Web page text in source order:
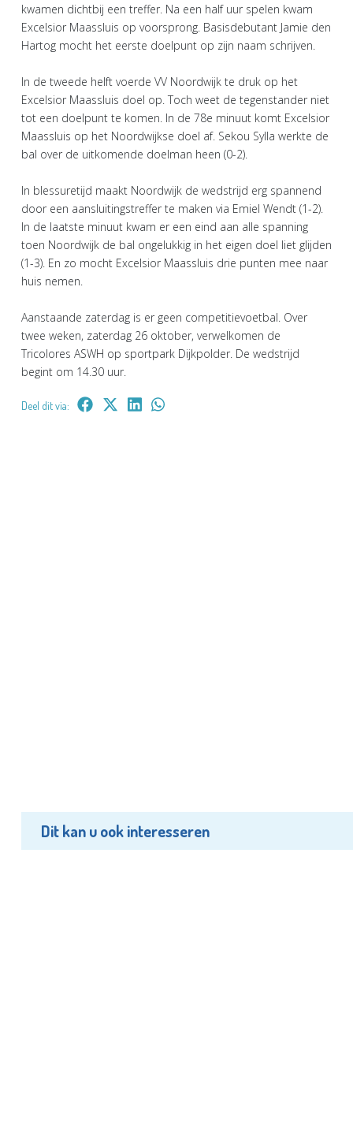
kwamen dichtbij een treffer. Na een half uur spelen kwam
Excelsior Maassluis op voorsprong. Basisdebutant Jamie den
Hartog mocht het eerste doelpunt op zijn naam schrijven.
In de tweede helft voerde VV Noordwijk te druk op het
Excelsior Maassluis doel op. Toch weet de tegenstander niet
tot een doelpunt te komen. In de 78e minuut komt Excelsior
Maassluis op het Noordwijkse doel af. Sekou Sylla werkte de
bal over de uitkomende doelman heen (0-2).
In blessuretijd maakt Noordwijk de wedstrijd erg spannend
door een aansluitingstreffer te maken via Emiel Wendt (1-2).
In de laatste minuut kwam er een eind aan alle spanning
toen Noordwijk de bal ongelukkig in het eigen doel liet glijden
(1-3). En zo mocht Excelsior Maassluis drie punten mee naar
huis nemen.
Aanstaande zaterdag is er geen competitievoetbal. Over
twee weken, zaterdag 26 oktober, verwelkomen de
Tricolores ASWH op sportpark Dijkpolder. De wedstrijd
begint om 14.30 uur.
Deel dit via:
Dit kan u ook interesseren